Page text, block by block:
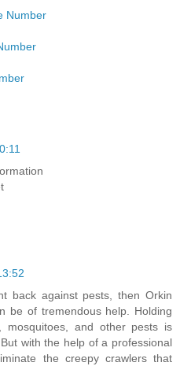
Number
back against pests, then Orkin
be of tremendous help. Holding
mosquitoes, and other pests is
with the help of a professional
the creepy crawlers that